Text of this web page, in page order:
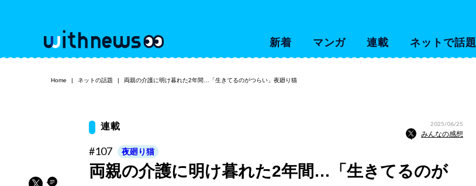
新着 マンガ 連載 ネットで話題
Home ネットの話題 両親の介護に明け暮れた2年間…「生きてるのがつらい」夜廻り猫
連載 2025/06/25
みんなの感想
#107 夜廻り猫
両親の介護に明け暮れた2年間…「生きてるのが